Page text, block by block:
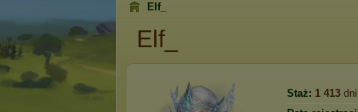
Elf_
Elf_
Staż: 1 413 dni